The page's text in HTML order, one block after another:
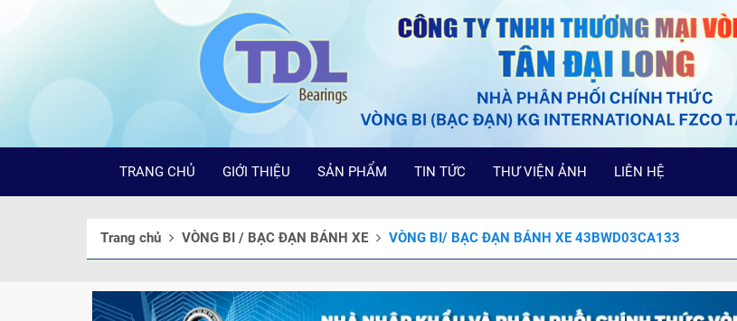
TRANG CHỦ GIỚI THIỆU SẢN PHẨM TIN TỨC THƯ VIỆN ẢNH LIÊN HỆ
Trang chủ VÒNG BI / BẠC ĐẠN BÁNH XE VÒNG BI/ BẠC ĐẠN BÁNH XE 43BWD03CA133